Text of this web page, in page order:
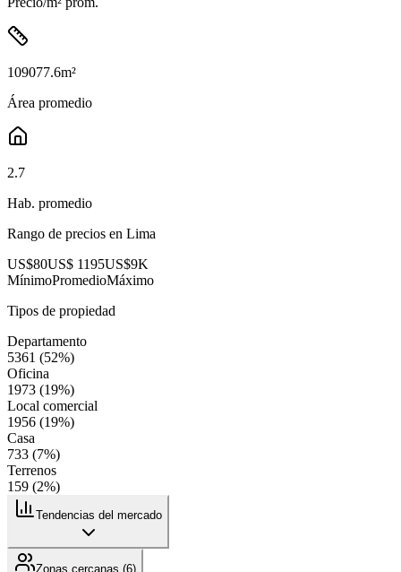
109077.6m²
Área promedio
2.7
Hab. promedio
Rango de precios en Lima
US$80US$ 1195US$9K
MínimoPromedioMáximo
Tipos de propiedad
Departamento
5361 (52%)
Oficina
1973 (19%)
Local comercial
1956 (19%)
Casa
733 (7%)
Terrenos
159 (2%)
Tendencias del mercado
Zonas cercanas (6)